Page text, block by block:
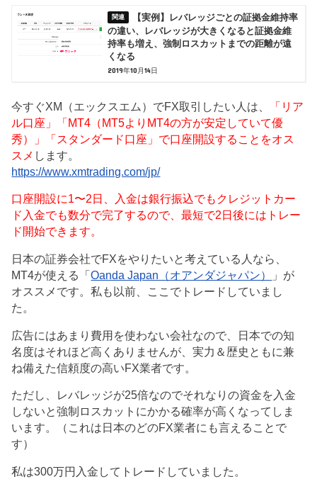
【実例】レバレッジごとの証拠金維持率
の違い、レバレッジが大きくなると証拠金維
持率も増え、強制ロスカットまでの距離が遠
くなる
2019年10月14日
今すぐXM（エックスエム）でFX取引したい人は、
「リア
ル口座」「MT4（MT5よりMT4の方が安定していて優
秀）」「スタンダード口座」で口座開設することをオス
スメ します。
https://www.xmtrading.com/jp/
口座開設に1〜2日、入金は銀行振込でもクレジットカー
ド入金でも数分で完了するので、最短で2日後にはトレー
ド開始できます。
日本の証券会社でFXをやりたいと考えている人なら、
MT4が使える「Oanda Japan（オアンダジャパン）
」が
オススメです。私も以前、ここでトレードしていまし
た。
広告にはあまり費用を使わない会社なので、日本での知
名度はそれほど高くありませんが、実力＆歴史ともに兼
ね備えた信頼度の高いFX業者です。
ただし、レバレッジが25倍なのでそれなりの資金を入金
しないと強制ロスカットにかかる確率が高くなってしま
います。（これは日本のどのFX業者にも言えることで
す）
私は300万円入金してトレードしていました。